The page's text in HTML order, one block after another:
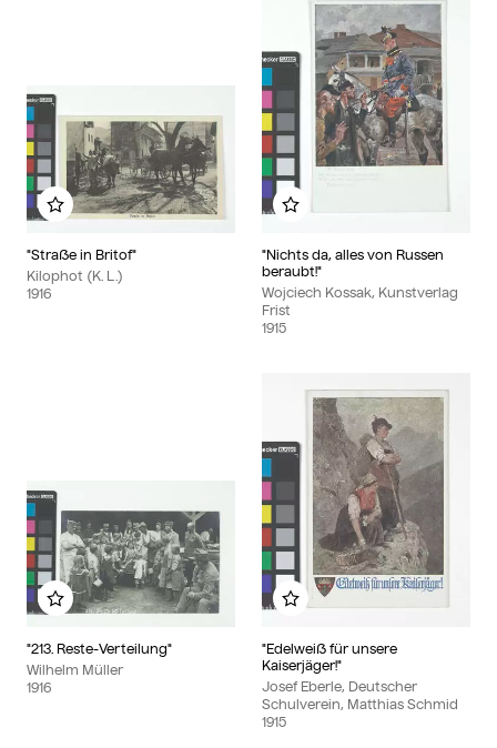
"Straße in Britof"
Kilophot (K. L.)
1916
Add to my album
"Nichts da, alles von Russen
beraubt!"
Wojciech Kossak, Kunstverlag
Frist
1915
Add to my album
"213. Reste-Verteilung"
Wilhelm Müller
1916
Add to my album
"Edelweiß für unsere
Kaiserjäger!"
Josef Eberle, Deutscher
Schulverein, Matthias Schmid
1915
Add to my album